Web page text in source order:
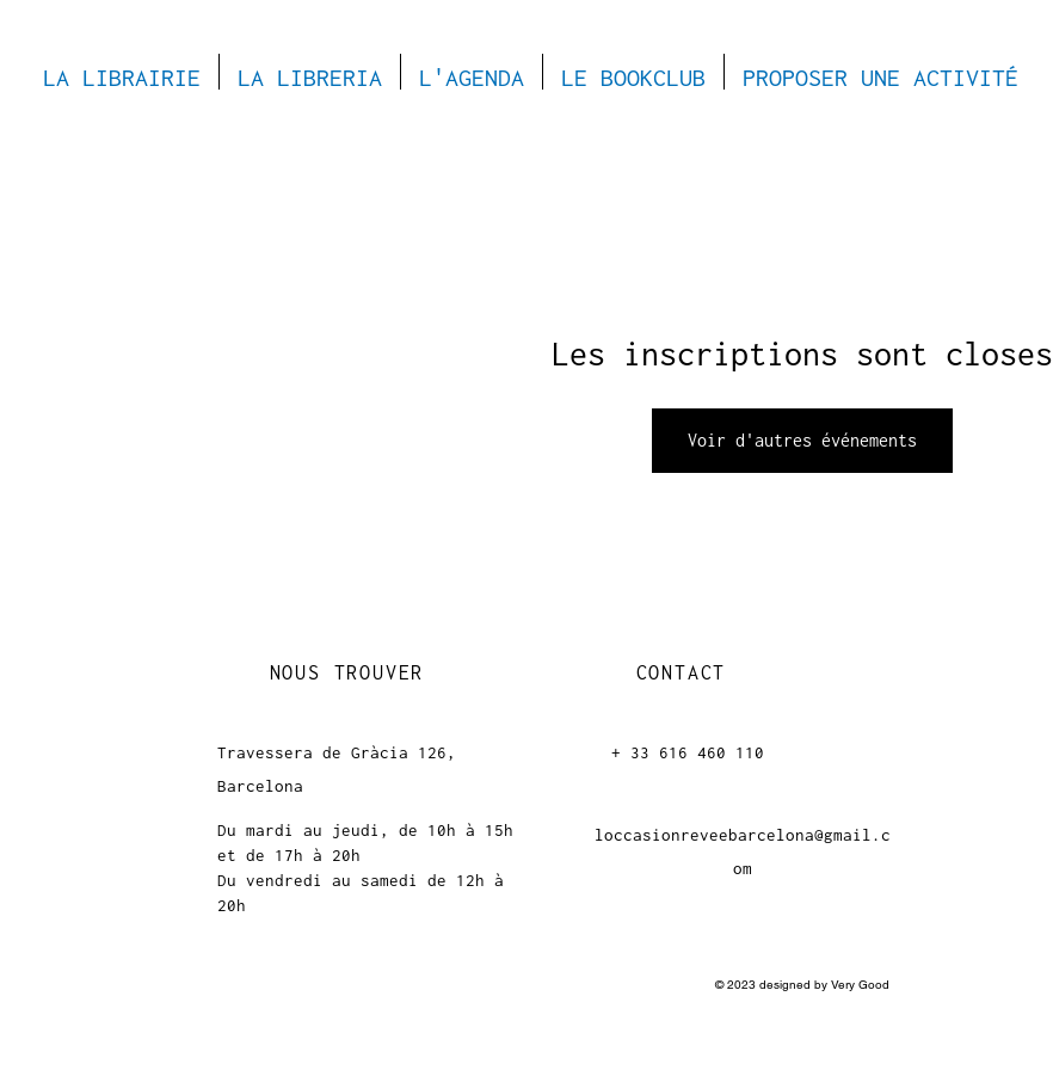
LA LIBRAIRIE LA LIBRERIA L'AGENDA LE BOOKCLUB PROPOSER UNE ACTIVITÉ
Les inscriptions sont closes
Voir d'autres événements
NOUS TROUVER
Travessera de Gràcia 126,
Barcelona
Du mardi au jeudi, de 10h à 15h
et de 17h à 20h
Du vendredi au samedi de 12h à
20h
CONTACT
+ 33 616 460 110
loccasionreveebarcelona@gmail.c
om
© 2023 designed by Very Good